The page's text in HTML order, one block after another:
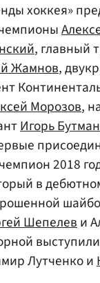
хоккея»
, главный
Жамнов,
Морозов,
Игорь Бутман
2018
в
Шепелеви
выступили
Лутченко и